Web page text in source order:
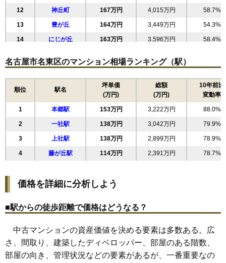
12 神丘町 167万円 4,015万円 58.7%
13 豊が丘 164万円 3,449万円 54.3%
14 にじが丘 163万円 3,596万円 58.4%
16 よもぎ台 153万円 3,375万円 54.3%
147万円 3,236万円 99.4%
144万円 3,530万円 83.5%
19 植園町 133万円 2,919万円 67.6%
20 猪高台 133万円 2,917万円 73.5%
21 貴船 132万円 2,775万円 76.6%
22 西里町 130万円 2,785万円 52.2%
24 勢子坊 122万円
26 藤森西町 119万円 2,074万円 103.5%
27 藤森 118万円 2,359万円 113.4%
28 社口 118万円 2,468万円 93.7%
29 猪子石 115万円 2,534万円 69.4%
名古屋市名東区のマンション相場ランキング（駅）
順位 駅名
坪単価
(万円)
総額
(万円)
10年前比
変動率
1 本郷駅 153万円 3,222万円 88.0%
2 一社駅 138万円 3,042万円 79.9%
3 上社駅 138万円 2,899万円 78.9%
4 藤が丘駅 114万円 2,391万円 78.7%
価格を詳細に分析しよう
■駅からの徒歩距離で価格はどうなる？
中古マンションの資産価値を決める要素は多数ある。広
さ、間取り、建築したディベロッパー、部屋のある階数、
部屋の向き、管理状況などの要素があるが、一番重要なの